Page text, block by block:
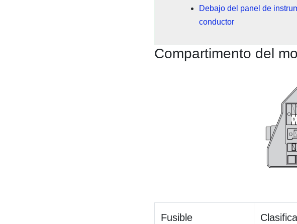
Debajo del panel de
conductor
Compartimento del
Fusible